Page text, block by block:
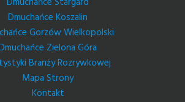
Dmuchańce Koszalin
Gorzów Wielkopolski
Zielona Góra
Branży Rozrywkowej
Mapa Strony
Kontakt